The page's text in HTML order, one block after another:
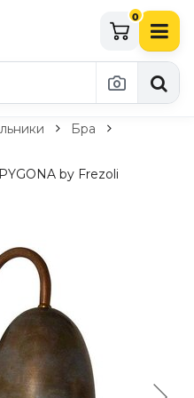
0
Бра
by Frezoli